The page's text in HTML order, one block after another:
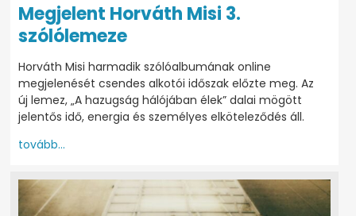
Megjelent Horváth Misi 3.
szólólemeze
Horváth Misi harmadik szólóalbumának online
megjelenését csendes alkotói időszak előzte meg. Az
új lemez, „A hazugság hálójában élek” dalai mögött
jelentős idő, energia és személyes elköteleződés áll.
tovább...